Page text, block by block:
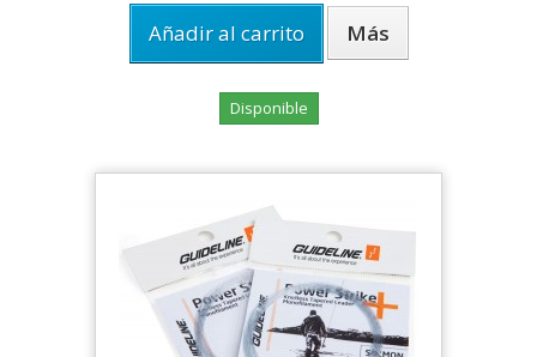
Añadir al carrito Más
Disponible